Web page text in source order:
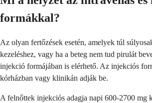
formákkal?
Az olyan fertőzések esetén, amelyek túl
kezeléshez, vagy ha a beteg nem tud pirulát
injekció formájában is elérhető. Az injekciós
kórházban vagy klinikán adják be.
A felnőttek injekciós adagja napi 600-2700 mg